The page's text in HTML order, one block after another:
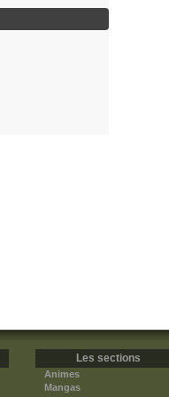
Les sections
Animes
Mangas